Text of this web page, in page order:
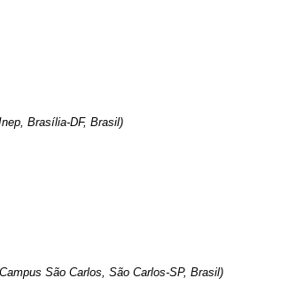
Brasília-DF, Brasil)
São Carlos, São Carlos-SP, Brasil)